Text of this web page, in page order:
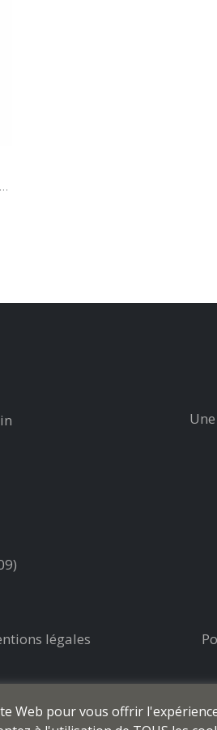
HUILE D’ENTRETIEN AMARO BEARD OIL – FARMAVITA
légales
Web pour vous offrir